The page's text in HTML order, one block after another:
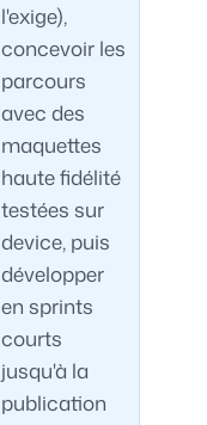
l'exige),
concevoir les
parcours
avec des
maquettes
haute fidélité
testées sur
device, puis
développer
en sprints
courts
jusqu'à la
publication